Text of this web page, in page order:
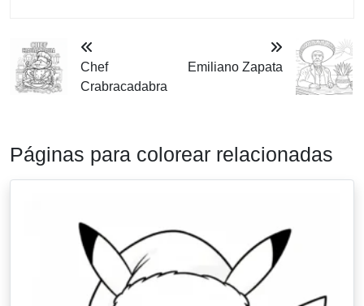
Chef
Crabracadabra
Emiliano Zapata
Páginas para colorear relacionadas